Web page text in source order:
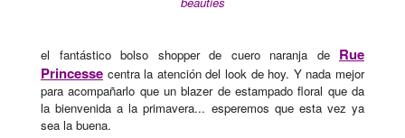
el fantástico bolso shopper de cuero naranja de Rue
Princesse centra la atención del look de hoy. Y nada mejor
para acompañarlo que un blazer de estampado floral que da
la bienvenida a la primavera... esperemos que esta vez ya
sea la buena.